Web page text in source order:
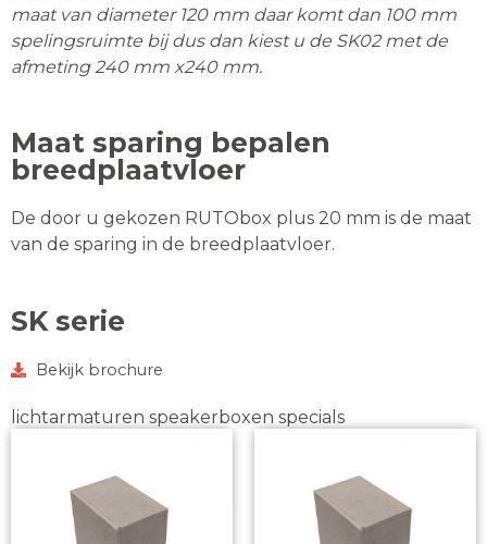
maat van diameter 120 mm daar komt dan 100 mm
spelingsruimte bij dus dan kiest u de SK02 met de
afmeting 240 mm x240 mm.
Maat sparing bepalen
breedplaatvloer
De door u gekozen RUTObox plus 20 mm is de maat
van de sparing in de breedplaatvloer.
SK serie
Bekijk brochure
lichtarmaturen speakerboxen specials